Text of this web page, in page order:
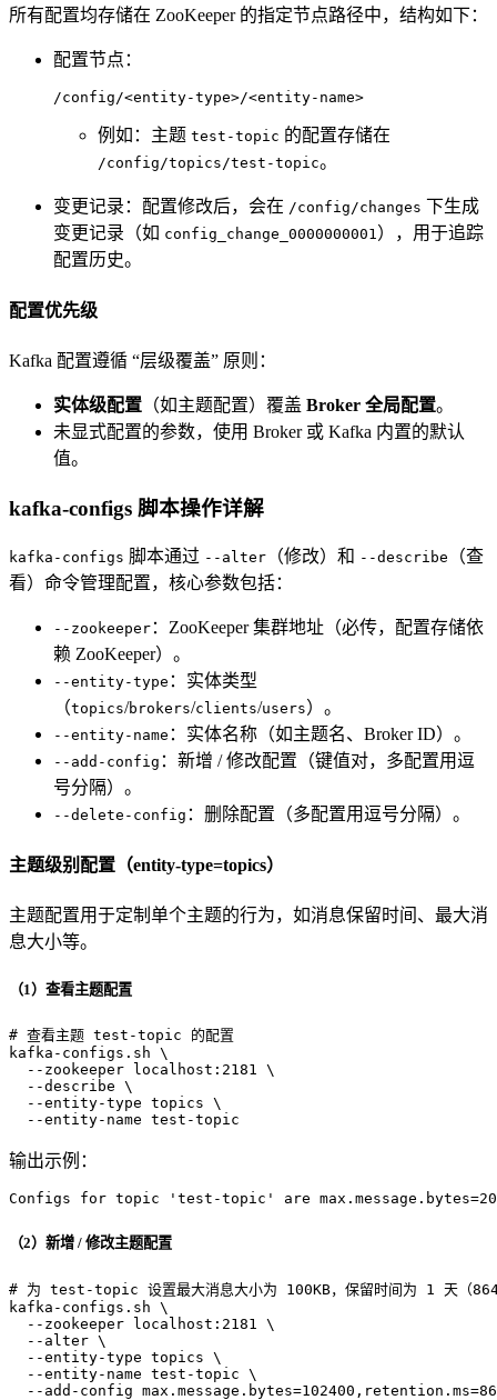
所有配置均存储在 ZooKeeper 的指定节点路径中，结构如下：
配置节点：
/config/<entity-type>/<entity-name>
例如：主题 test-topic 的配置存储在
/config/topics/test-topic。
变更记录：配置修改后，会在 /config/changes 下生成
变更记录（如 config_change_0000000001），用于追踪
配置历史。
配置优先级
Kafka 配置遵循 “层级覆盖” 原则：
实体级配置 （如主题配置）覆盖 Broker 全局配置。
未显式配置的参数，使用 Broker 或 Kafka 内置的默认
值。
kafka-configs 脚本操作详解
kafka-configs 脚本通过 --alter （修改）和 --describe
（查
看）命令管理配置，核心参数包括：
--zookeeper ：ZooKeeper 集群地址（必传，配置存储依
赖 ZooKeeper）。
--entity-type ：实体类型
（topics/brokers/clients/users）。
--entity-name ：实体名称（如主题名、Broker ID）。
--add-config ：新增 / 修改配置（键值对，多配置用逗
号分隔）。
--delete-config ：删除配置（多配置用逗号分隔）。
主题级别配置（entity-type=topics）
主题配置用于定制单个主题的行为，如消息保留时间、最大消
息大小等。
（1）查看主题配置
# 查看主题 test-topic 的配置
kafka-configs.sh \
  --zookeeper localhost:2181 \
  --describe \
  --entity-type topics \
  --entity-name test-topic
输出示例：
Configs for topic 'test-topic' are
（2）新增 / 修改主题配置
# 为 test-topic 设置最大消息大小为 100KB，保留时间为 1 天（
kafka-configs.sh \
  --zookeeper localhost:2181 \
  --alter \
  --entity-type topics \
  --entity-name test-topic \
--add-config